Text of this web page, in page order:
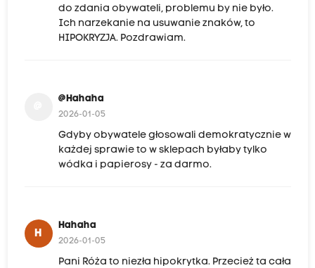
do zdania obywateli, problemu by nie było.
Ich narzekanie na usuwanie znaków, to
HIPOKRYZJA. Pozdrawiam.
@Hahaha
2026-01-05
Gdyby obywatele głosowali demokratycznie w
każdej sprawie to w sklepach byłaby tylko
wódka i papierosy - za darmo.
H
Hahaha
2026-01-05
Pani Róża to niezła hipokrytka. Przecież ta cała